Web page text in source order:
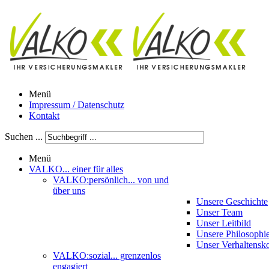
Menü
Impressum / Datenschutz
Kontakt
Suchen ...
Menü
VALKO... einer für alles
VALKO:persönlich... von und
über uns
Unsere Geschichte
Unser Team
Unser Leitbild
Unsere
Unser
VALKO:sozial... grenzenlos
engagiert